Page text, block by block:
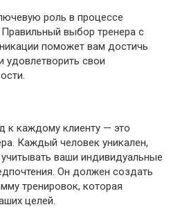
роль в процессе
выбор тренера с
поможет вам достичь
удовлетворить свои
к каждому клиенту — это
Каждый человек уникален,
ваши индивидуальные
Он должен создать
тренировок, которая
целей.